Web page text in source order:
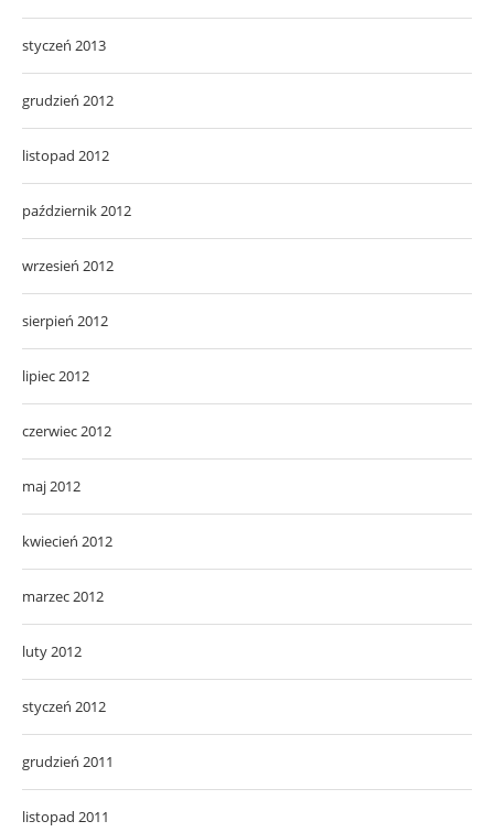
styczeń 2013
grudzień 2012
listopad 2012
październik 2012
wrzesień 2012
sierpień 2012
lipiec 2012
czerwiec 2012
maj 2012
kwiecień 2012
marzec 2012
luty 2012
styczeń 2012
grudzień 2011
listopad 2011